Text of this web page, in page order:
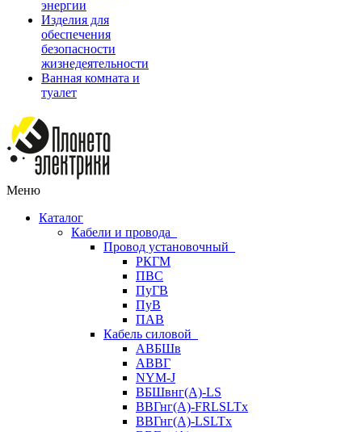
энергии
Изделия для
обеспечения
безопасности
жизнедеятельности
Ванная комната и
туалет
Меню
Каталог
Кабели и провода
Провод установочный
РКГМ
ПВС
ПуГВ
ПуВ
ПАВ
Кабель силовой
АВБШв
АВВГ
NYM-J
ВБШвнг(А)-LS
ВВГнг(A)-FRLSLTx
ВВГнг(A)-LSLTx